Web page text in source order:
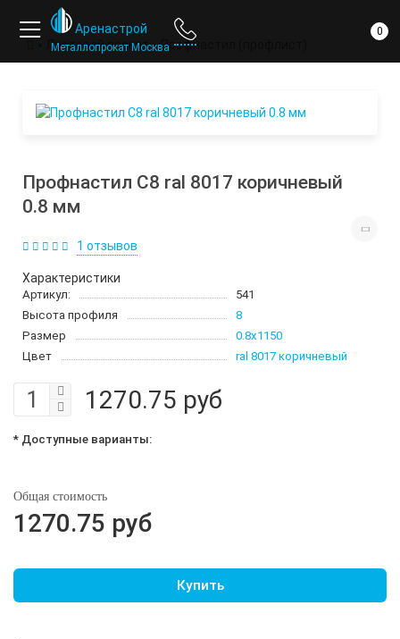
Аренастрой
Металлопрокат Москва
0
Листовой прокат Профнастил (профлист)
Профнастил С8 ral 8017 коричневый
0.8 мм
1 отзывов
Характеристики
Артикул:
541
Высота профиля
8
Размер
0.8х1150
Цвет
ral 8017 коричневый
1270.75 руб
* Доступные варианты:
Общая стоимость
1270.75 руб
Купить